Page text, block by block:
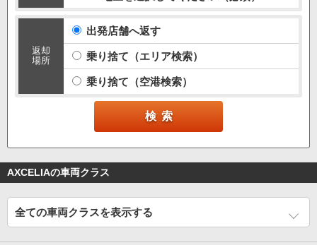
返却
場所
出発店舗へ返す
乗り捨て（エリア検索）
乗り捨て（空港検索）
AXCELIAの車両クラス
全ての車両クラスを表示する